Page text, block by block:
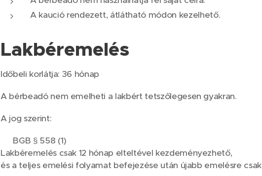
A kaució rendezett, átlátható módon kezelhető.
Lakbéremelés
Időbeli korlátja: 36 hónap
A bérbeadó nem emelheti a lakbért tetszőlegesen gyakran.
A jog szerint:
📌 BGB § 558 (1)
Lakbéremelés csak 12 hónap elteltével kezdeményezhető,
és a teljes emelési folyamat befejezése után újabb emelésre